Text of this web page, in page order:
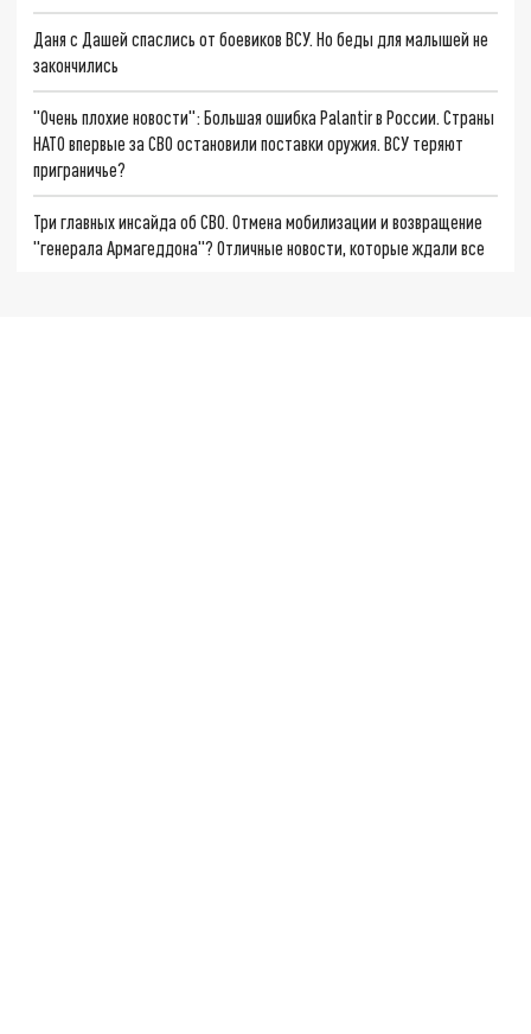
Даня с Дашей спаслись от боевиков ВСУ. Но беды для малышей не
закончились
"Очень плохие новости": Большая ошибка Palantir в России. Страны
НАТО впервые за СВО остановили поставки оружия. ВСУ теряют
приграничье?
Три главных инсайда об СВО. Отмена мобилизации и возвращение
"генерала Армагеддона"? Отличные новости, которые ждали все